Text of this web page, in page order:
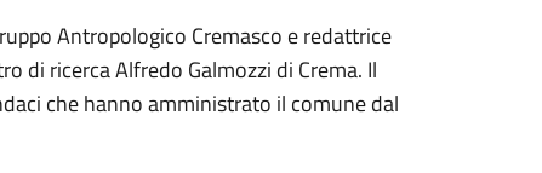
Antropologico Cremasco e redattrice
di ricerca Alfredo Galmozzi di Crema. Il
che hanno amministrato il comune dal